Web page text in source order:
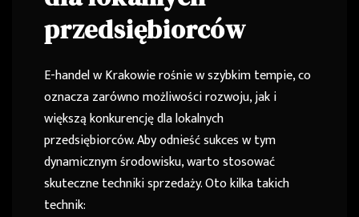
przedsiębiorców
E-handel w Krakowie rośnie w szybkim tempie, co
oznacza zarówno możliwości rozwoju, jak i
większą konkurencję dla lokalnych
przedsiębiorców. Aby odnieść sukces w tym
dynamicznym środowisku, warto stosować
skuteczne techniki sprzedaży. Oto kilka takich
technik: